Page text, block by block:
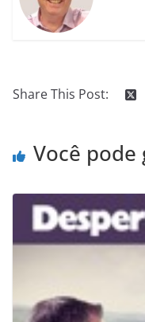
Share This Post:
Você